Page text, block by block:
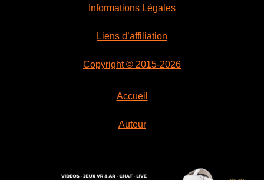
Informations Légales
Liens d’affiliation
Copyright © 2015-2026
Accueil
Auteur